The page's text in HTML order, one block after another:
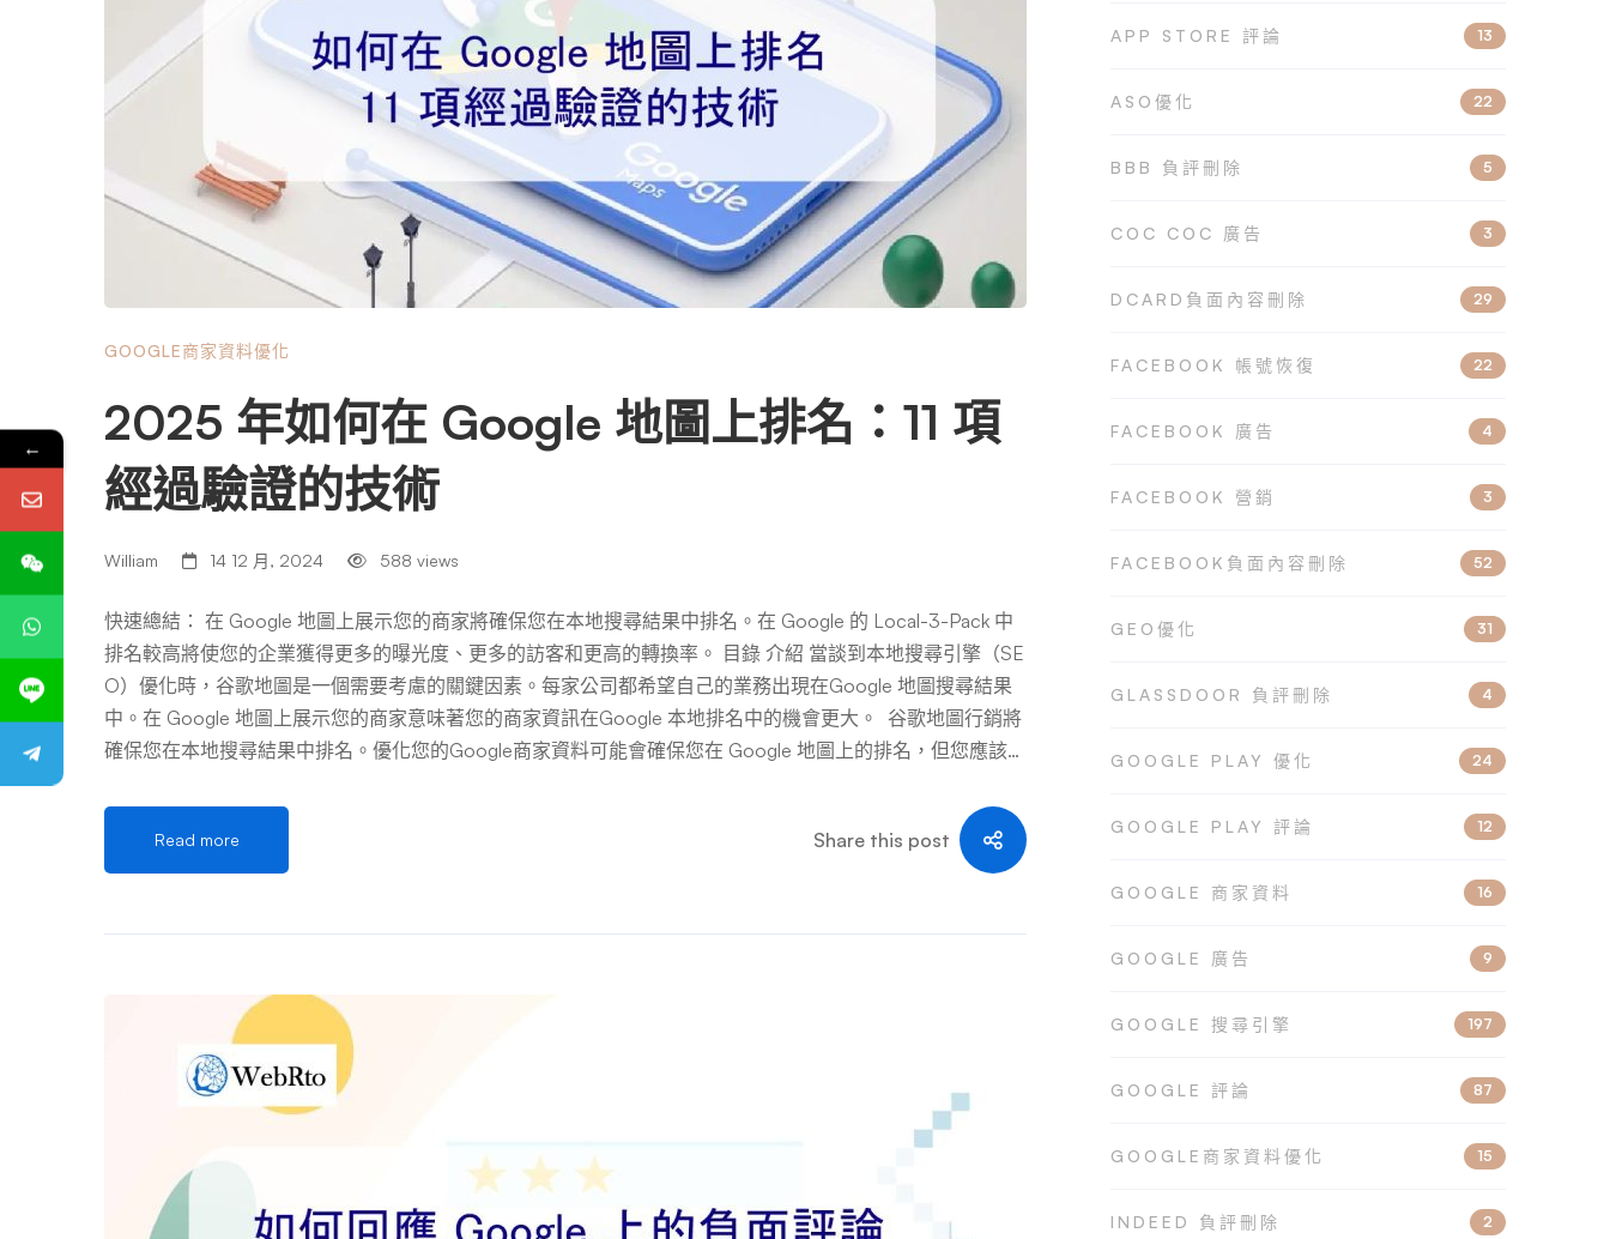
站點和連接。 Google 如何對搜尋結果進行排名 谷歌使用各種流程在眨眼間對數百或數千個網站進行排名。這
些過程稱為算法。當您使用 Google …
GOOGLE商家資料優化
2025 年如何在 Google 地圖上排名：11 項
經過驗證的技術
William 14 12 月, 2024 588 views
快速總結： 在 Google 地圖上展示您的商家將確保您在本地搜尋結果中排名。在 Google 的 Local-3-Pack 中
排名較高將使您的企業獲得更多的曝光度、更多的訪客和更高的轉換率。 目錄 介紹 當談到本地搜尋引擎（SE
O）優化時，谷歌地圖是一個需要考慮的關鍵因素。每家公司都希望自己的業務出現在Google 地圖搜尋結果
中。在 Google 地圖上展示您的商家意味著您的商家資訊在Google 本地排名中的機會更大。 谷歌地圖行銷將
確保您在本地搜尋結果中排名。優化您的Google商家資料可能會確保您在 Google 地圖上的排名，但您應該問
的激烈競爭。這是因為本地排名中的商家列表獲得了最多的曝光率，因此獲得了更多的網站流量和轉換率。
這篇文章將討論您的企業如何顯示在本地搜尋結果中，以及有助於在 Google 地圖上對您的商家進行排名的因
素。 如何提高Google商家資料的地圖排名？ 將您的企業列入「Google 我的商家」(Google商家資料)的主要
商家」和在 Google 地圖上的排名是本地企業增加客流量的出路。 搜尋引擎優化可協助網站在Google SERP
上對其內容進行排名。如您所知，Google 首頁之外的任何位置通常都被視為廢棄的墓地。 如果您是本地企業
主，則相同的規則適用於「Google 我的商家」和令人垂涎的 Google 地圖上的排名。如果您的企業排名靠
前，這些都是您網站/商家/店家的龐大流量驅動因素。 …
Read more Share this post
APP STORE 評論 13
ASO優化 22
BBB 負評刪除 5
COC COC 廣告 3
DCARD負面內容刪除 29
FACEBOOK 帳號恢復 22
FACEBOOK 廣告 4
FACEBOOK 營銷 3
FACEBOOK負面內容刪除 52
GEO優化 31
GLASSDOOR 負評刪除 4
GOOGLE PLAY 優化 24
GOOGLE PLAY 評論 12
GOOGLE 商家資料 16
GOOGLE 廣告 9
GOOGLE 搜尋引擎 197
GOOGLE 評論 87
GOOGLE商家資料優化 15
INDEED 負評刪除 2
←